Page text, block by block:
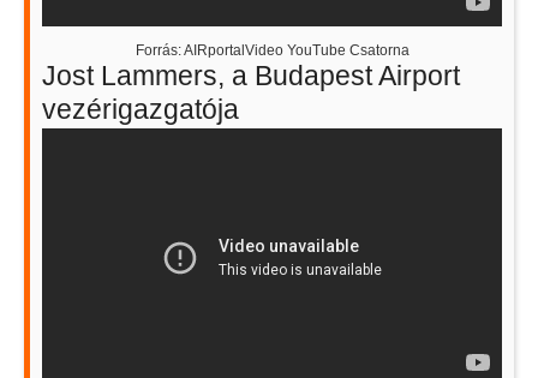
Forrás: AIRportalVideo YouTube Csatorna
Jost Lammers, a Budapest Airport
vezérigazgatója